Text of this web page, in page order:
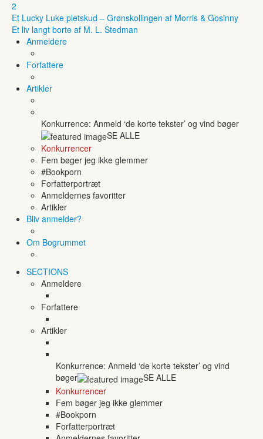
2
Et Lucky Luke pletskud – Grønskollingen af Morris & Gosinny
Et liv langt borte af M. L. Stedman
Anmeldere
Forfattere
Artikler
Konkurrence: Anmeld ‘de korte tekster’ og vind bøger
SE ALLE
Konkurrencer
Fem bøger jeg ikke glemmer
#Bookporn
Forfatterportræt
Anmeldernes favoritter
Artikler
Bliv anmelder?
Om Bogrummet
SECTIONS
Anmeldere
Forfattere
Artikler
Konkurrence: Anmeld ‘de korte tekster’ og vind
bøger
SE ALLE
Konkurrencer
Fem bøger jeg ikke glemmer
#Bookporn
Forfatterportræt